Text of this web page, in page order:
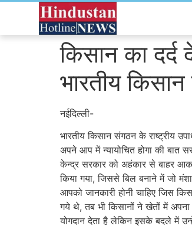
किसान का दर्द
भारतीय
नईदिल्ली-
भारतीय किसान संगठन के राष्ट्रीय
अपने आप में न्यायोचित होगा की बात
केन्द्र सरकार को अहंकार से बाहर
किया गया, जिससे बिल बनाने में जो
आपको जानकारी होनी चाहिए जिस
गये थे, तब भी किसानों ने खेतों में अपना
योगदान देता है लेकिन इसके बदले में